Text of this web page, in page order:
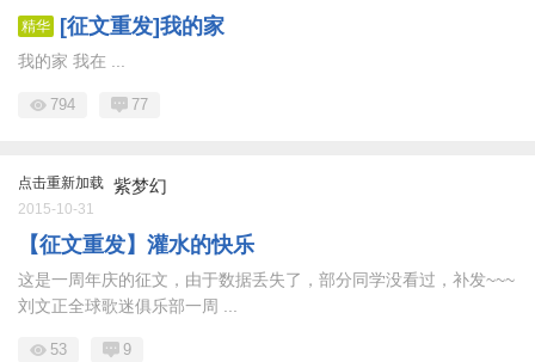
精华 [征文重发]我的家
我的家 我在 ...
794 77
点击重新加载 紫梦幻
2015-10-31
【征文重发】灌水的快乐
这是一周年庆的征文，由于数据丢失了，部分同学没看过，补发~~~
刘文正全球歌迷俱乐部一周 ...
53 9